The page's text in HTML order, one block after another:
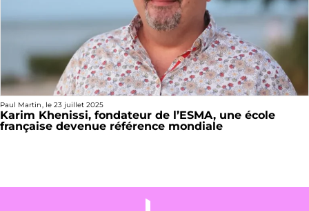
Paul Martin, le 23 juillet 2025
Karim Khenissi, fondateur de l’ESMA, une école
française devenue référence mondiale